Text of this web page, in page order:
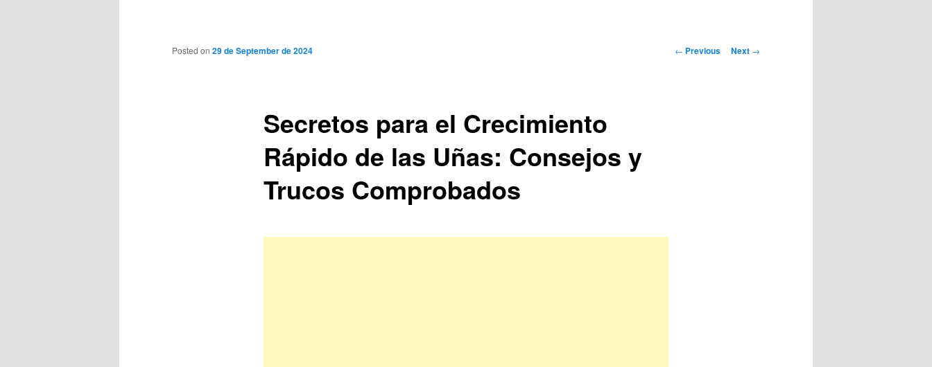
Post
← Previous Next →
Secretos para el Crecimiento
Rápido de las Uñas: Consejos y
Trucos Comprobados
Posted on 29 de September de 2024